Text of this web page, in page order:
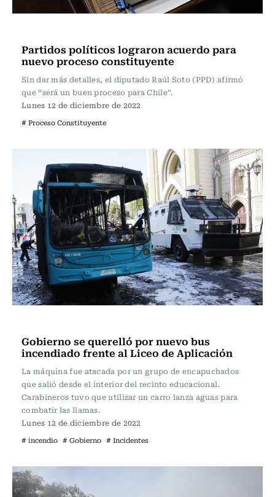
Partidos políticos lograron acuerdo para
nuevo proceso constituyente
Sin dar más detalles, el diputado Raúl Soto (PPD) afirmó
que “será un buen proceso para Chile”.
Lunes 12 de diciembre de 2022
# Proceso Constituyente
Gobierno se querelló por nuevo bus
incendiado frente al Liceo de Aplicación
La máquina fue atacada por un grupo de encapuchados
que salió desde el interior del recinto educacional.
Carabineros tuvo que utilizar un carro lanza aguas para
combatir las llamas.
Lunes 12 de diciembre de 2022
# incendio # Gobierno # Incidentes